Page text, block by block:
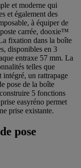
et moderne qui
et également des
à équiper de
carrée, dooxie™
fixation dans la boîte
disponibles en 3
entraxe 57 mm. La
telles que
un rattrapage
pose de la boîte
5 fonctions
easyréno permet
prise existante.
pose